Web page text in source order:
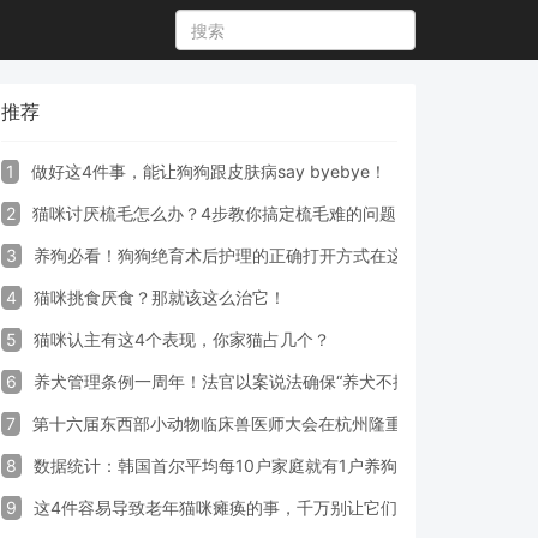
推荐
1 做好这4件事，能让狗狗跟皮肤病say byebye！
2 猫咪讨厌梳毛怎么办？4步教你搞定梳毛难的问题！
3 养狗必看！狗狗绝育术后护理的正确打开方式在这里
4 猫咪挑食厌食？那就该这么治它！
5 猫咪认主有这4个表现，你家猫占几个？
6 养犬管理条例一周年！法官以案说法确保“养犬不掉链”
7 第十六届东西部小动物临床兽医师大会在杭州隆重开幕
8 数据统计：韩国首尔平均每10户家庭就有1户养狗
9 这4件容易导致老年猫咪瘫痪的事，千万别让它们做！